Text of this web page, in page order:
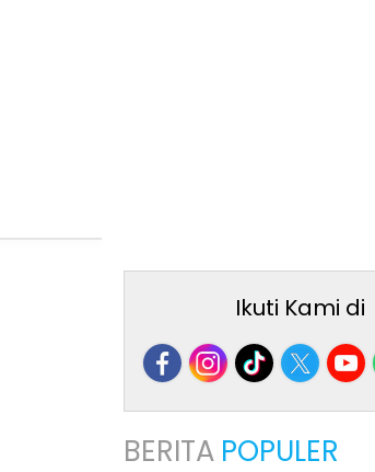
Ikuti Kami di
BERITA POPULER